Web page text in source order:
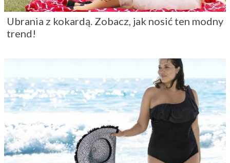
Ubrania z kokardą. Zobacz, jak nosić ten modny
trend!